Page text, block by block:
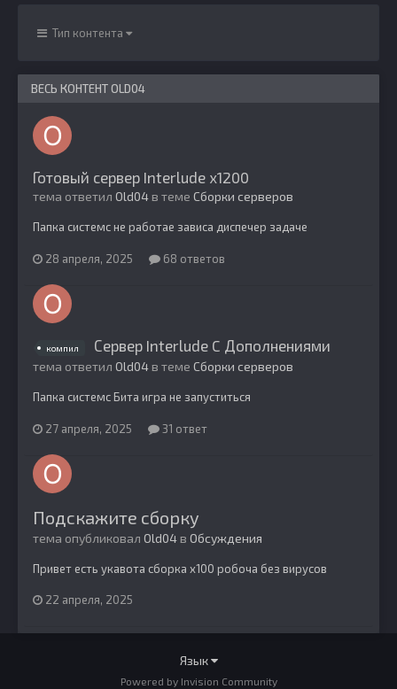
Тип контента
ВЕСЬ КОНТЕНТ OLD04
Готовый сервер Interlude x1200
тема ответил Old04в теме Сборки серверов
Папка системс не работае зависа диспечер задаче
28 апреля, 2025 68 ответов
компил Сервер Interlude C Дополнениями
тема ответил Old04в теме Сборки серверов
Папка системс Бита игра не запуститься
27 апреля, 2025 31 ответ
Подскажите сборку
тема опубликовал Old04в Обсуждения
Привет есть укавота сборка х100 робоча без вирусов
22 апреля, 2025
Язык
Powered by Invision Community